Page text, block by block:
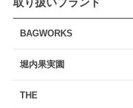
BAGWORKS
堀内果実園
THE